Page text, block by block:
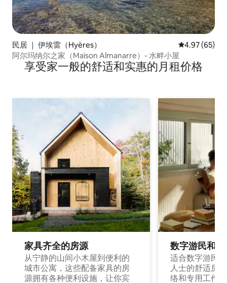
民居 ｜ 伊埃雷（Hyères） 平均评分
4.97 (65)
阿尔玛纳尔之家（Maison Almanarre）- 水畔小屋
享受家一般的舒适和实惠的月租价格
家具齐全的房源
从宁静的山间小木屋到便利的
城市公寓，这些配备家具的房
源拥有各种便利设施，让你宾
数字游民和
适合数字游民
人士的舒适房
络和专用工作